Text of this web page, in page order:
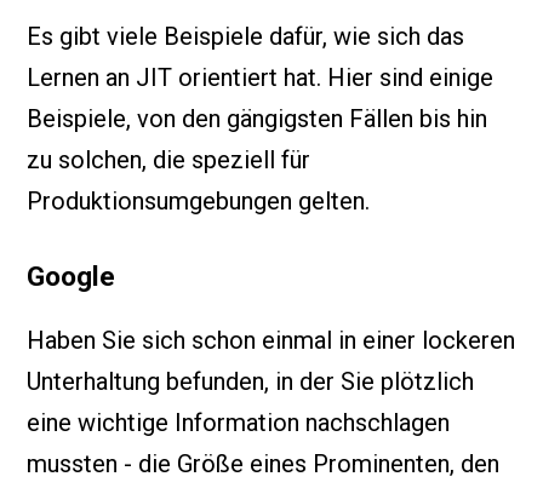
Es gibt viele Beispiele dafür, wie sich das
Lernen an JIT orientiert hat. Hier sind einige
Beispiele, von den gängigsten Fällen bis hin
zu solchen, die speziell für
Produktionsumgebungen gelten.
Google
Haben Sie sich schon einmal in einer lockeren
Unterhaltung befunden, in der Sie plötzlich
eine wichtige Information nachschlagen
mussten - die Größe eines Prominenten, den